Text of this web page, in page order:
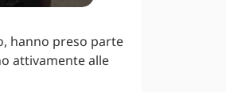
hanno preso parte
attivamente alle